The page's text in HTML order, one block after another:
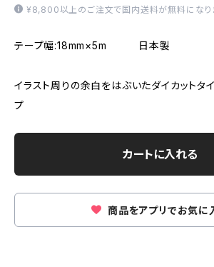
¥8,800以上のご注文で国内送料が無料になり
テープ幅:18mm×5m 日本製
イラスト周りの余白をはぶいたダイカットタ
プ
カートに入れる
商品をアプリでお気に